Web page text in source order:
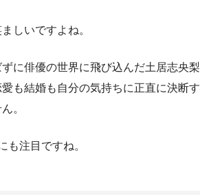
しいですよね。
に俳優の世界に飛び込んだ土居志央梨
も結婚も自分の気持ちに正直に決断す
。
も注目ですね。